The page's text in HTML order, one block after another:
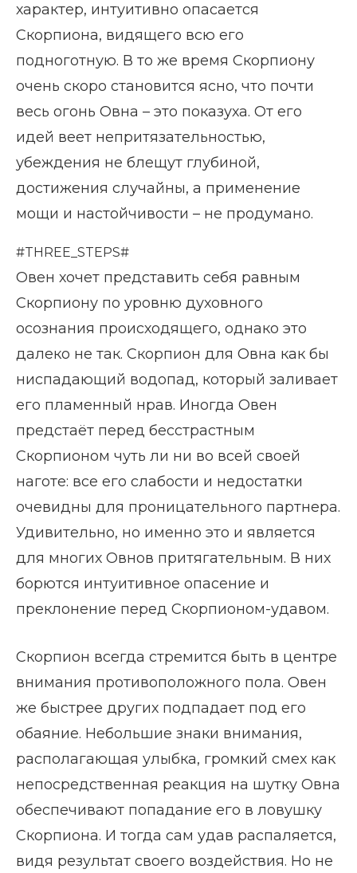
характер, интуитивно опасается
Скорпиона, видящего всю его
подноготную. В то же время Скорпиону
очень скоро становится ясно, что почти
весь огонь Овна – это показуха. От его
идей веет непритязательностью,
убеждения не блещут глубиной,
достижения случайны, а применение
мощи и настойчивости – не продумано.
#THREE_STEPS#
Овен хочет представить себя равным
Скорпиону по уровню духовного
осознания происходящего, однако это
далеко не так. Скорпион для Овна как бы
ниспадающий водопад, который заливает
его пламенный нрав. Иногда Овен
предстаёт перед бесстрастным
Скорпионом чуть ли ни во всей своей
наготе: все его слабости и недостатки
очевидны для проницательного партнера.
Удивительно, но именно это и является
для многих Овнов притягательным. В них
борются интуитивное опасение и
преклонение перед Скорпионом-удавом.
Скорпион всегда стремится быть в центре
внимания противоположного пола. Овен
же быстрее других подпадает под его
обаяние. Небольшие знаки внимания,
располагающая улыбка, громкий смех как
непосредственная реакция на шутку Овна
обеспечивают попадание его в ловушку
Скорпиона. И тогда сам удав распаляется,
видя результат своего воздействия. Но не